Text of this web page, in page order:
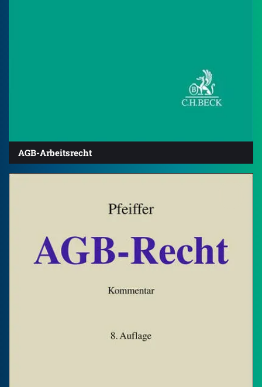
AGB-Arbeitsrecht